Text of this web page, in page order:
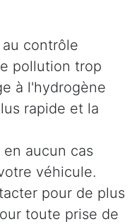
contrôle
pollution trop
à l'hydrogène
rapide et la
aucun cas
véhicule.
pour de plus
toute prise de